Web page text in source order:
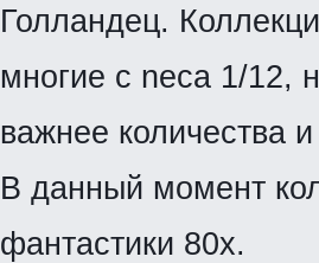
Голландец.
многие с neca 1/12,
важнее количества
В данный момент
фантастики 80х.